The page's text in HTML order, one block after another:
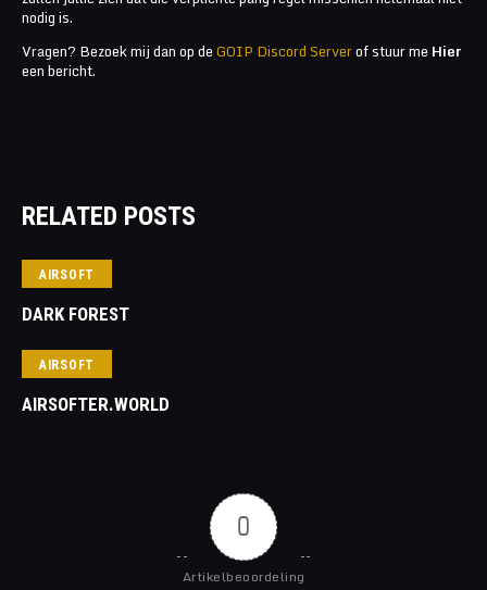
nodig is.
Vragen? Bezoek mij dan op deGOIP Discord Serverof stuur me Hier
een bericht.
RELATED POSTS
AIRSOFT
DARK FOREST
AIRSOFT
AIRSOFTER.WORLD
0
Artikelbeoordeling